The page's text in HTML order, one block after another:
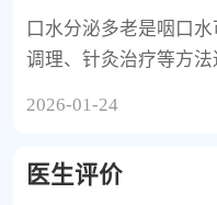
口水分泌多老是咽口
调理、针灸治疗等方
2026-01-24
医生评价